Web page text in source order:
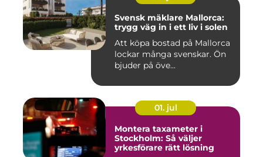
Svensk mäklare Mallorca:
trygg väg in i ett liv i solen
Att köpa bostad på Mallorca
lockar många svenskar. Ön
bjuder på öve...
01. jul
Montera taxameter i
Stockholm: Så väljer
yrkesförare rätt lösning